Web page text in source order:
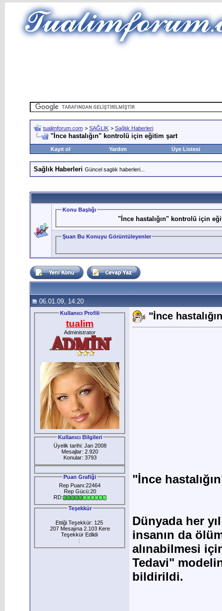
tualimforum.com > SAĞLIK > Sağlık Haberleri
"İnce hastalığın" kontrolü için eğitim şart
Kayıt ol Yardım Üye Listesi
Sağlık Haberleri Güncel saglık haberleri...
Konu Başlığı
"İnce hastalığın" kontrolü için
Şuan Bu Konuyu Görüntüleyenler
06.01.09, 14:20
Kullanıcı Profili
tualim
Administrator
Kullanıcı Bilgileri
Üyelik tarihi: Jan 2008
Mesajlar: 2.920
Konular: 3793
Puan Grafiği
Rep Puanı:22464
Rep Gücü:20
RD:
Teşekkür
Ettiği Teşekkür: 125
207 Mesajına 2.103 Kere
Teşekkür Edlidi
:
"İnce
"İnce
Dünyada her
insanın da
alınabilmesi
Tedavi"
bildirildi.